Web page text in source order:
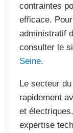
contraintes
efficace.
administratif
consulter le
Seine.
Le secteur
rapidement
et
expertise